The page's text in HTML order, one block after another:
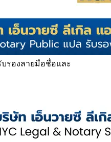
รองลายมือชื่อและ